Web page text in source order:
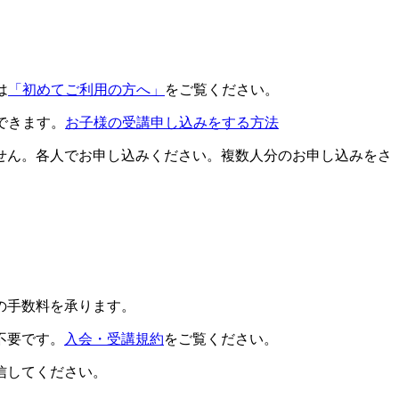
「初めてご利用の方へ」 をご覧ください。
ます。 お子様の受講申し込みをする方法
。各人でお申し込みください。複数人分のお申し込みをさ
数料を承ります。
です。 入会・受講規約をご覧ください。
てください。